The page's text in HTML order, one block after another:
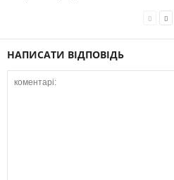
НАПИСАТИ ВІДПОВІДЬ